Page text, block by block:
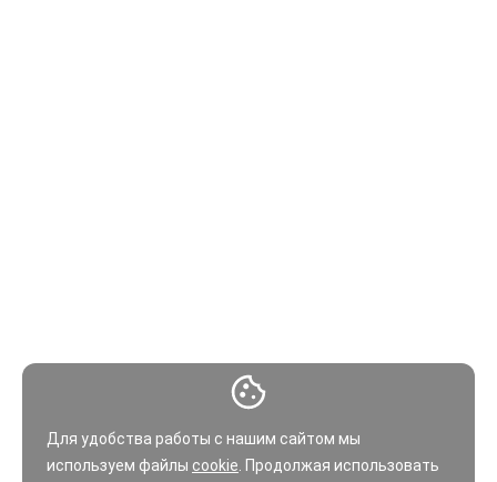
Для удобства работы с нашим сайтом мы
используем файлы cookie . Продолжая использовать